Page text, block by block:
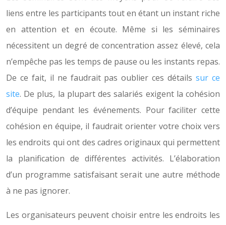
liens entre les participants tout en étant un instant riche
en attention et en écoute. Même si les séminaires
nécessitent un degré de concentration assez élevé, cela
n’empêche pas les temps de pause ou les instants repas.
De ce fait, il ne faudrait pas oublier ces détailssur ce
site. De plus, la plupart des salariés exigent la cohésion
d’équipe pendant les événements. Pour faciliter cette
cohésion en équipe, il faudrait orienter votre choix vers
les endroits qui ont des cadres originaux qui permettent
la planification de différentes activités. L’élaboration
d’un programme satisfaisant serait une autre méthode
à ne pas ignorer.
Les organisateurs peuvent choisir entre les endroits les